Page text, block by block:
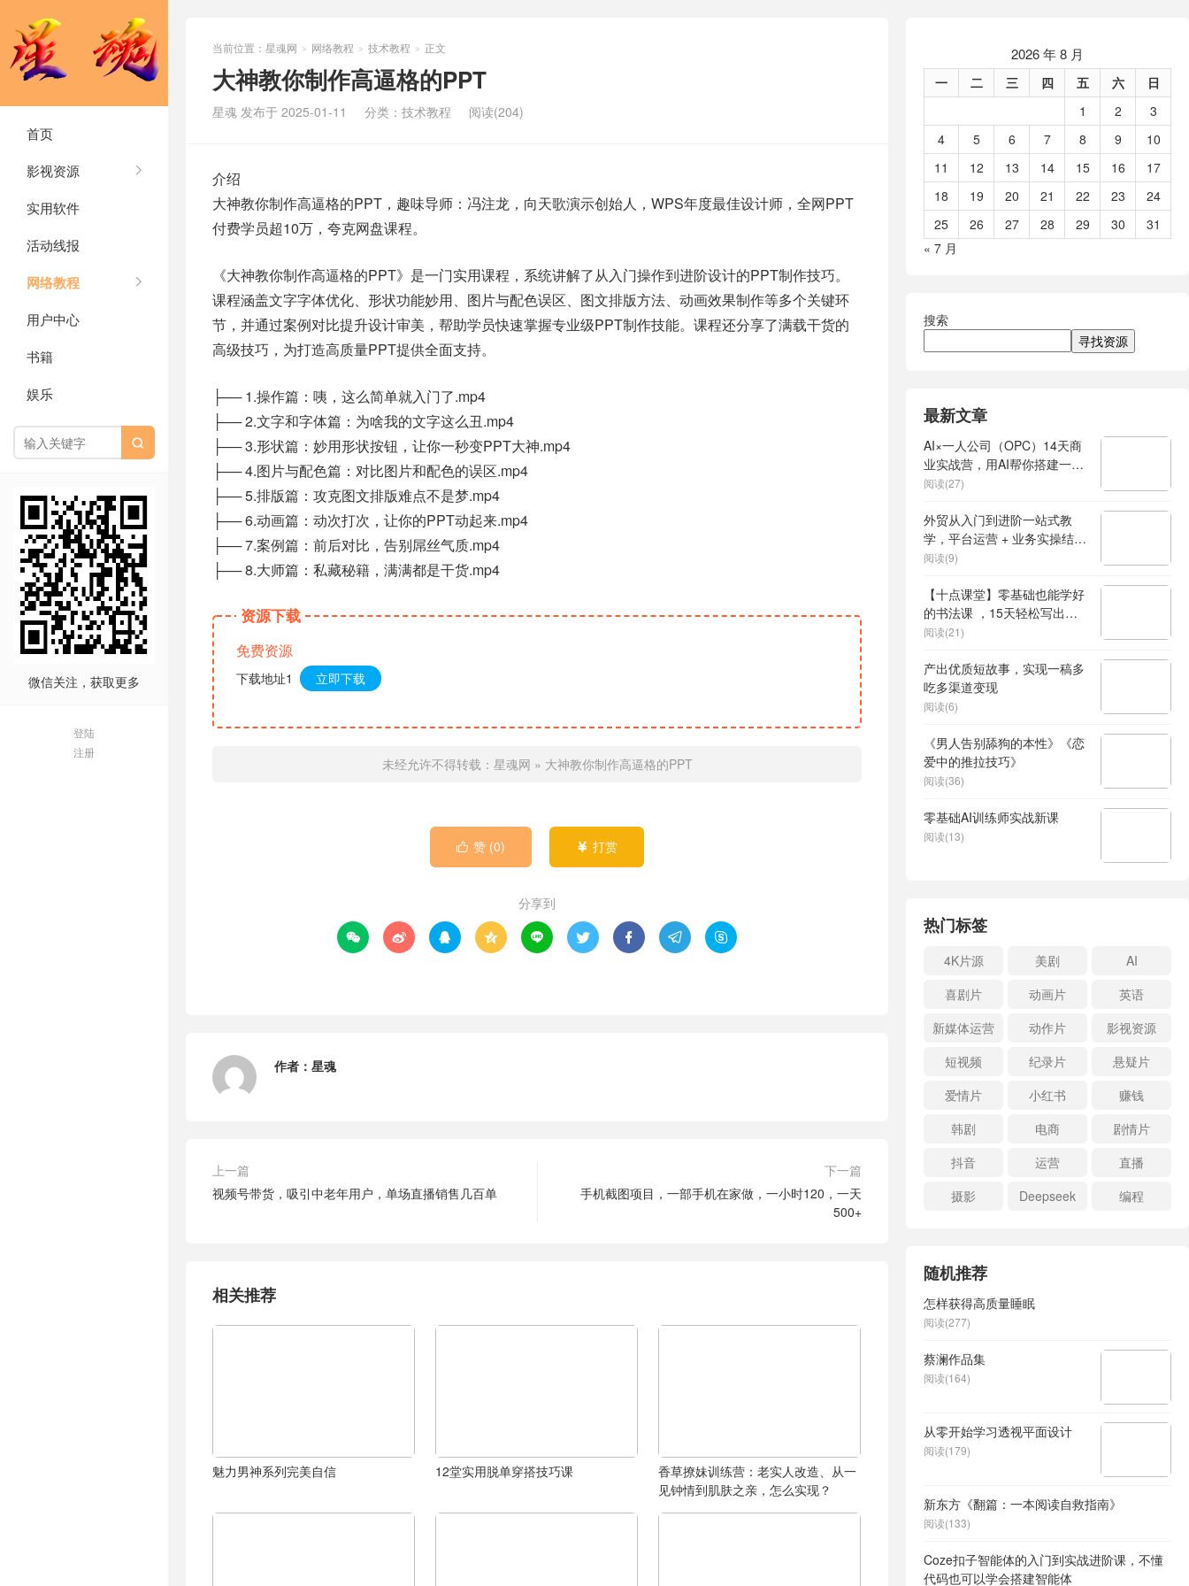
首页
影视资源
实用软件
活动线报
网络教程
用户中心
书籍
娱乐

微信关注，获取更多
登陆
注册
当前位置： 星魂网 > 网络教程 > 技术教程 > 正文
大神教你制作高逼格的PPT
星魂 发布于 2025-01-11 分类： 技术教程 阅读(204)
介绍
大神教你制作高逼格的PPT，趣味导师：冯注龙，向天歌演示创始人，WPS年度最佳设计师，全网PPT
付费学员超10万，夸克网盘课程。
《大神教你制作高逼格的PPT》是一门实用课程，系统讲解了从入门操作到进阶设计的PPT制作技巧。
课程涵盖文字字体优化、形状功能妙用、图片与配色误区、图文排版方法、动画效果制作等多个关键环
节，并通过案例对比提升设计审美，帮助学员快速掌握专业级PPT制作技能。课程还分享了满载干货的
高级技巧，为打造高质量PPT提供全面支持。
├── 1.操作篇：咦，这么简单就入门了.mp4
├── 2.文字和字体篇：为啥我的文字这么丑.mp4
├── 3.形状篇：妙用形状按钮，让你一秒变PPT大神.mp4
├── 4.图片与配色篇：对比图片和配色的误区.mp4
├── 5.排版篇：攻克图文排版难点不是梦.mp4
├── 6.动画篇：动次打次，让你的PPT动起来.mp4
├── 7.案例篇：前后对比，告别屌丝气质.mp4
├── 8.大师篇：私藏秘籍，满满都是干货.mp4
资源下载
免费资源
下载地址1 立即下载
未经允许不得转载： 星魂网 » 大神教你制作高逼格的PPT
 赞 (0)  打赏
分享到
        
作者： 星魂
上一篇
视频号带货，吸引中老年用户，单场直播销售几百单
下一篇
手机截图项目，一部手机在家做，一小时120，一天
500+
相关推荐
魅力男神系列完美自信 12堂实用脱单穿搭技巧课
香草撩妹训练营：老实人改造、从一
见钟情到肌肤之亲，怎么实现？
2026 年 8 月
一 二 三 四 五 六
日
1
2
3
4
5 6 7 8 9
10
11
12 13 14 15 16
17
18
19 20 21 22 23
24
25
26 27 28 29 30
31
« 7 月
搜索
寻找资源
最新文章
AI×一人公司（OPC）14天商
业实战营，用AI帮你搭建一个
属于你自己的、能独立賺钱的
阅读(27)
外贸从入门到进阶一站式教
学，平台运营 + 业务实操结
合，实现业绩稳步增长
阅读(9)
【十点课堂】零基础也能学好
的书法课 ，15天轻松写出漂
亮人生
阅读(21)
产出优质短故事，实现一稿多
吃多渠道变现
阅读(6)
《男人告别舔狗的本性》《恋
爱中的推拉技巧》
阅读(36)
零基础AI训练师实战新课
阅读(13)
热门标签
4K片源 美剧
AI
喜剧片
动画片
英语
新媒体运营
动作片
影视资源
短视频
纪录片
悬疑片
爱情片
小红书
赚钱
韩剧
电商
剧情片
抖音
运营
直播
摄影
Deepseek 编程
随机推荐
怎样获得高质量睡眠
阅读(277)
蔡澜作品集
阅读(164)
从零开始学习透视平面设计
阅读(179)
新东方《翻篇：一本阅读自救指南》
阅读(133)
Coze扣子智能体的入门到实战进阶课，不懂
代码也可以学会搭建智能体